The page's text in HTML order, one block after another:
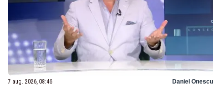
7 aug. 2026, 08:46 Daniel Onescu